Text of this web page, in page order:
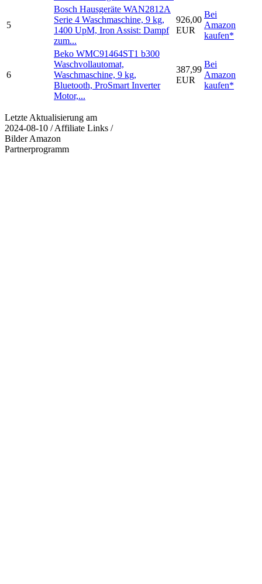
5
Bosch Hausgeräte WAN2812A
Serie 4 Waschmaschine, 9 kg,
1400 UpM, Iron Assist: Dampf
zum...
926,00
EUR
Bei
Amazon
kaufen*
6
Beko WMC91464ST1 b300
Waschvollautomat,
Waschmaschine, 9 kg,
Bluetooth, ProSmart Inverter
Motor,...
387,99
EUR
Bei
Amazon
kaufen*
Letzte Aktualisierung am
2024-08-10 / Affiliate Links /
Bilder Amazon
Partnerprogramm